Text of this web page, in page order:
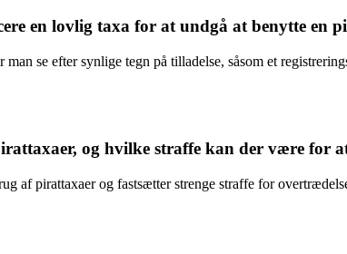
en lovlig taxa for at undgå at benytte en
se efter synlige tegn på tilladelse, såsom et
og hvilke straffe kan der være for
af pirattaxaer og fastsætter strenge straffe for